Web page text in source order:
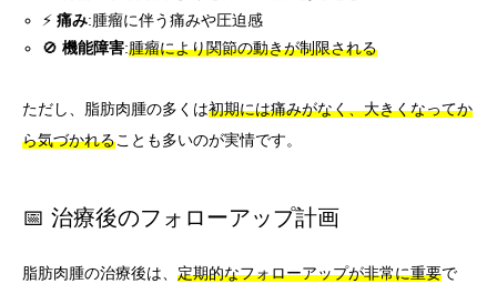
⚡痛み:腫瘤に伴う痛みや圧迫感
🚫機能障害:腫瘤により関節の動きが制限される
ただし、脂肪肉腫の多くは初期には痛みがなく、大きくなってか
ら気づかれることも多いのが実情です。
📅 治療後のフォローアップ計画
脂肪肉腫の治療後は、 定期的なフォローアップが非常に重要で